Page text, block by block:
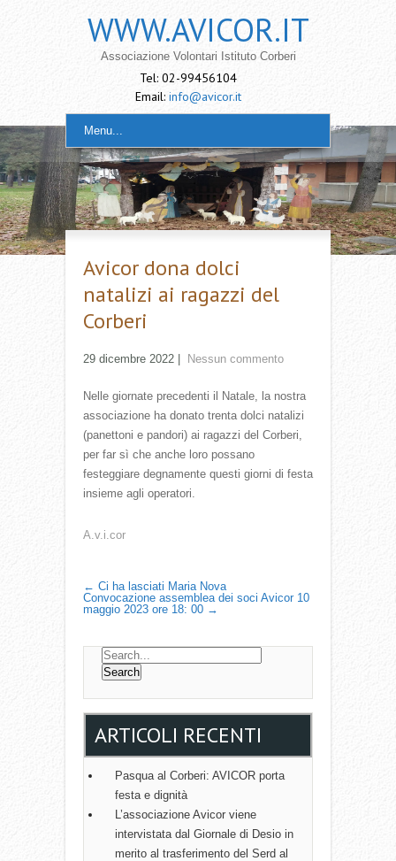
WWW.AVICOR.IT
Associazione Volontari Istituto Corberi
Tel: 02-99456104
Email: info@avicor.it
Menu...
Avicor dona dolci
natalizi ai ragazzi del
Corberi
29 dicembre 2022 Nessun commento
Nelle giornate precedenti il Natale, la nostra
associazione ha donato trenta dolci natalizi
(panettoni e pandori) ai ragazzi del Corberi,
per far sì che anche loro possano
festeggiare degnamente questi giorni di festa
insieme agli operatori.
A.v.i.cor
P
O
S
N
A
V
I
G
← Ci ha lasciati Maria Nova
Convocazione assemblea dei soci Avicor 10
maggio 2023 ore 18: 00 →
ARTICOLI RECENTI
Pasqua al Corberi: AVICOR porta
festa e dignità
L’associazione Avicor viene
intervistata dal Giornale di Desio in
merito al trasferimento del Serd al